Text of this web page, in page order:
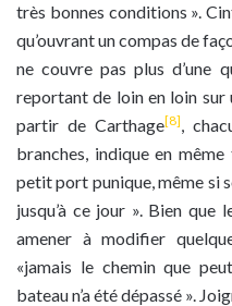
très bonnes conditions ».
qu’ouvrant un compas de
ne couvre pas plus d’une
reportant de loin en loin sur
partir de Carthage[8],
branches, indique en
petit port punique, même si
jusqu’à ce jour ». Bien
amener à modifier
«jamais le chemin que
bateau n’a été dépassé ».